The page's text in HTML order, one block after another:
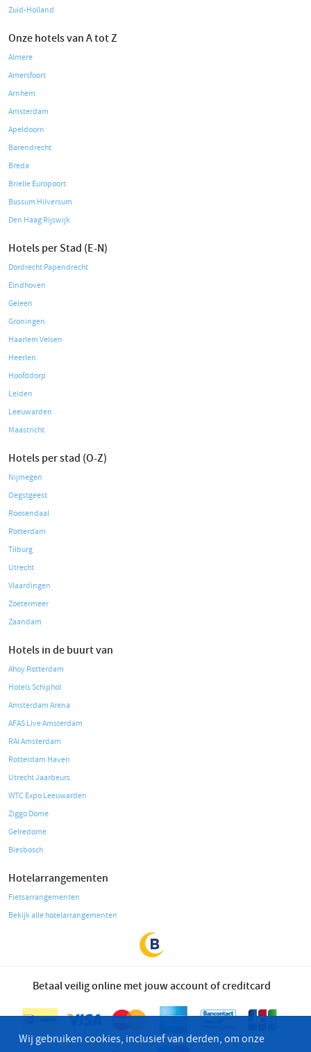
Zuid-Holland
Onze hotels van A tot Z
Almere
Amersfoort
Arnhem
Amsterdam
Apeldoorn
Barendrecht
Breda
Brielle Europoort
Bussum Hilversum
Den Haag Rijswijk
Hotels per Stad (E-N)
Dordrecht Papendrecht
Eindhoven
Geleen
Groningen
Haarlem Velsen
Heerlen
Hoofddorp
Leiden
Leeuwarden
Maastricht
Hotels per stad (O-Z)
Nijmegen
Oegstgeest
Roosendaal
Rotterdam
Tilburg
Utrecht
Vlaardingen
Zoetermeer
Zaandam
Hotels in de buurt van
Ahoy Rotterdam
Hotels Schiphol
Amsterdam Arena
AFAS Live Amsterdam
RAI Amsterdam
Rotterdam Haven
Utrecht Jaarbeurs
WTC Expo Leeuwarden
Ziggo Dome
Gelredome
Biesbosch
Hotelarrangementen
Fietsarrangementen
Bekijk alle hotelarrangementen
Betaal veilig online met jouw account of creditcard
Wij gebruiken cookies, inclusief van derden, om onze